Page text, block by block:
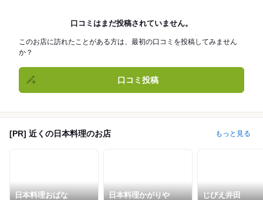
口コミはまだ投稿されていません。
このお店に訪れたことがある方は、最初の口コミを投稿してみません
か？
口コミ投稿
[PR] 近くの日本料理のお店 もっと見る
日本料理おばな 日本料理かがりや じびえ井田